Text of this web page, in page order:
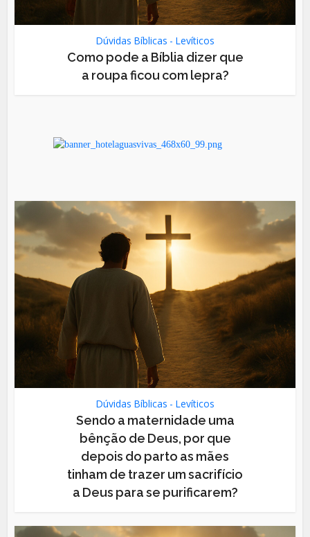
Dúvidas Bíblicas - Levíticos
Como pode a Bíblia dizer que
a roupa ficou com lepra?
Dúvidas Bíblicas - Levíticos
Sendo a maternidade uma
bênção de Deus, por que
depois do parto as mães
tinham de trazer um sacrifício
a Deus para se purificarem?